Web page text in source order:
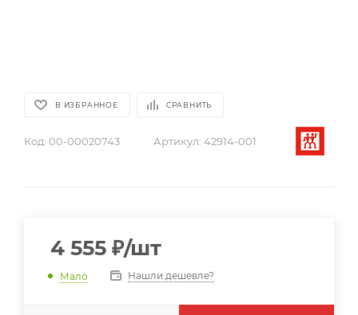
В ИЗБРАННОЕ СРАВНИТЬ
Код: 00-00020743 Артикул: 42914-001
4 555 ₽/шт
Мало Нашли дешевле?